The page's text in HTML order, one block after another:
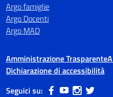
Argo famiglie
Argo Docenti
Argo MAD
Amministrazione Trasparente
Dichiarazione di accessibilità
Seguici su: